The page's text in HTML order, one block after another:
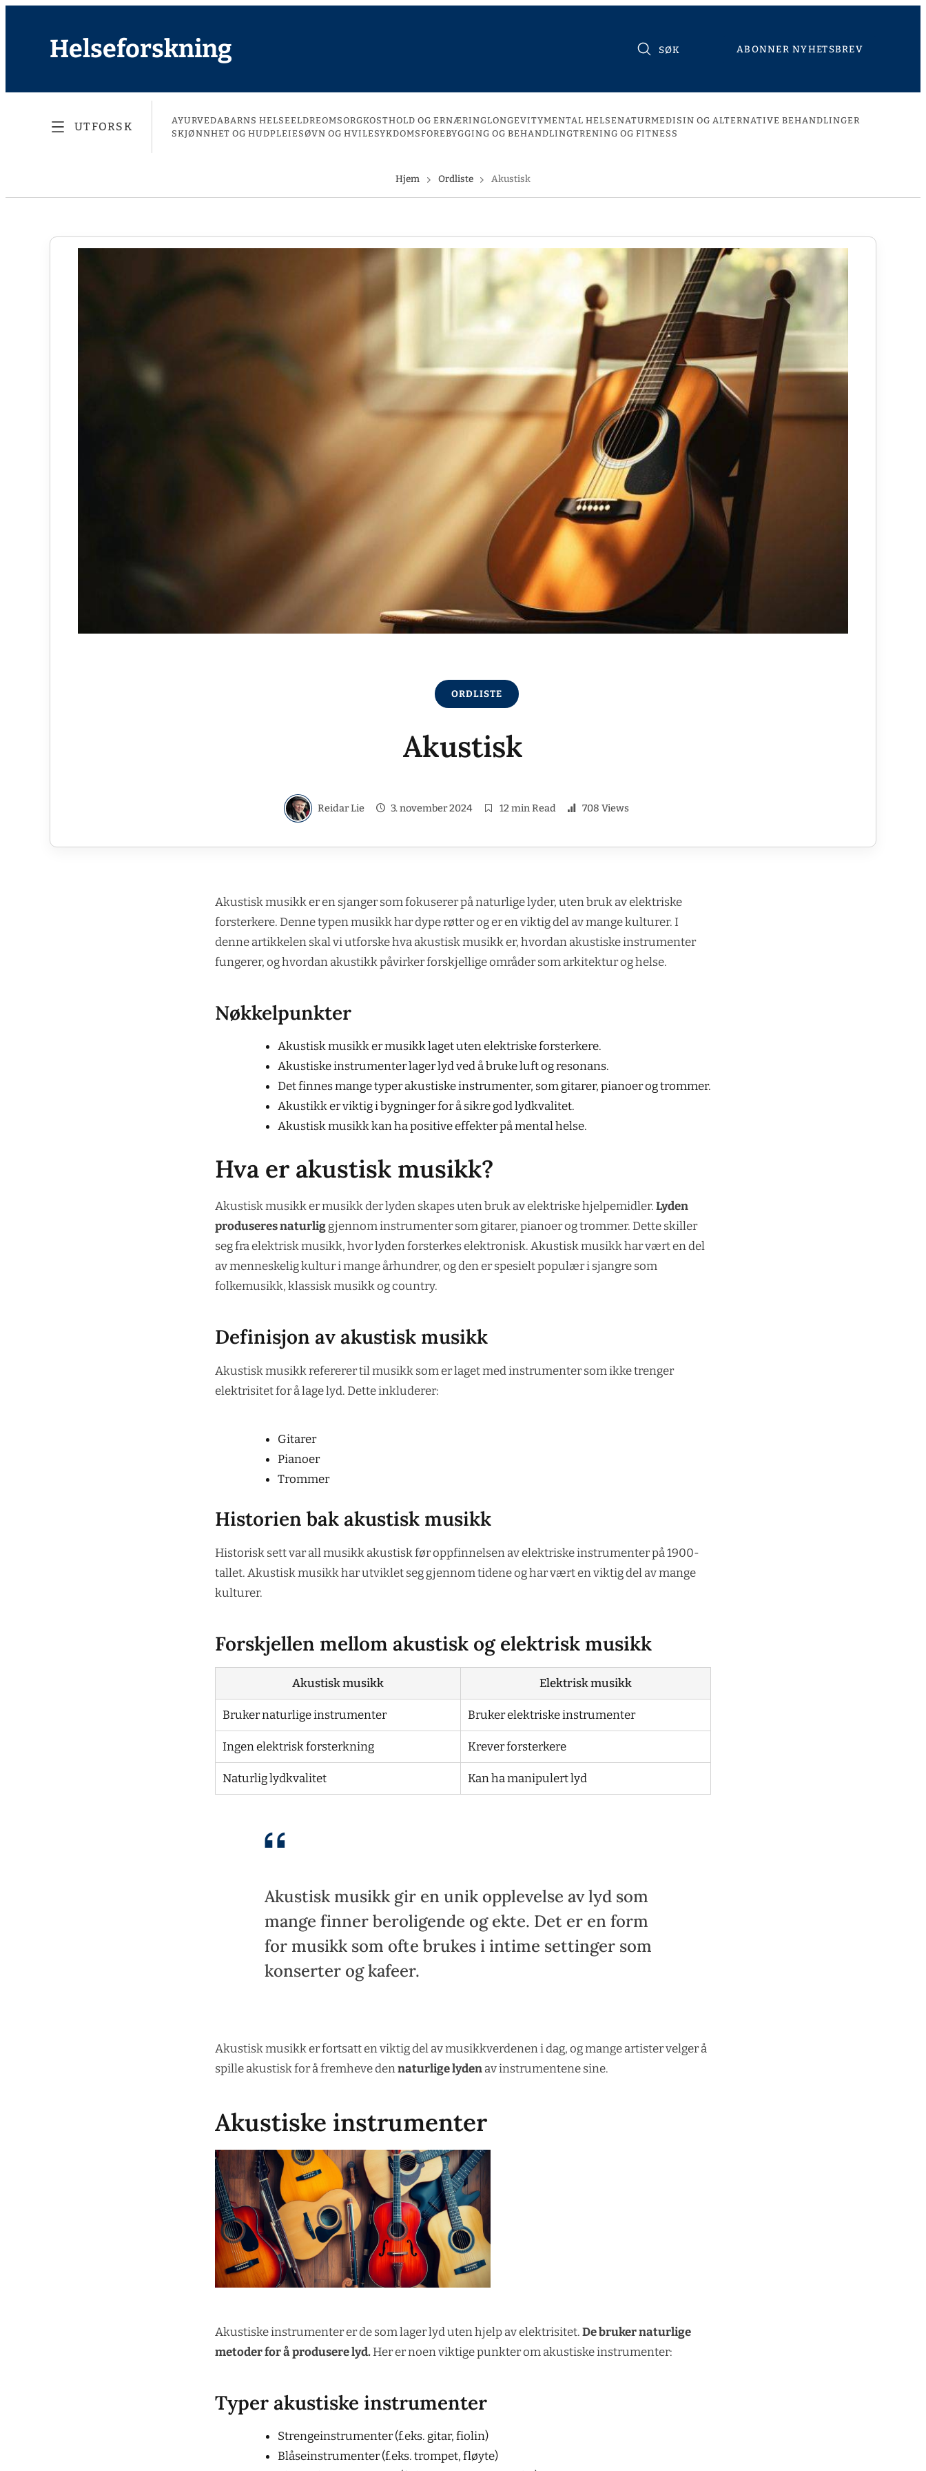
Helseforskning SØK ABONNER NYHETSBREV
UTFORSK AYURVEDABARNS HELSEELDREOMSORGKOSTHOLD OG ERNÆRINGLONGEVITYMENTAL HELSENATURMEDISIN OG ALTERNATIVE BEHANDLINGER
SKJØNNHET OG HUDPLEIE SØVN OG HVILE SYKDOMSFOREBYGGING OG BEHANDLINGTRENING OG FITNESS
Hjem Ordliste Akustisk
ORDLISTE
Akustisk
Reidar Lie 3. november 2024 12 min Read 708 Views
Akustisk musikk er en sjanger som fokuserer på naturlige lyder, uten bruk av elektriske
forsterkere. Denne typen musikk har dype røtter og er en viktig del av mange kulturer. I
denne artikkelen skal vi utforske hva akustisk musikk er, hvordan akustiske instrumenter
fungerer, og hvordan akustikk påvirker forskjellige områder som arkitektur og helse.
Nøkkelpunkter
Akustisk musikk er musikk laget uten elektriske forsterkere.
Akustiske instrumenter lager lyd ved å bruke luft og resonans.
Det finnes mange typer akustiske instrumenter, som gitarer, pianoer og trommer.
Akustikk er viktig i bygninger for å sikre god lydkvalitet.
Akustisk musikk kan ha positive effekter på mental helse.
Hva er akustisk musikk?
Akustisk musikk er musikk der lyden skapes uten bruk av elektriske hjelpemidler. Lyden
produseres naturlig gjennom instrumenter som gitarer, pianoer og trommer. Dette skiller
seg fra elektrisk musikk, hvor lyden forsterkes elektronisk. Akustisk musikk har vært en del
av menneskelig kultur i mange århundrer, og den er spesielt populær i sjangre som
folkemusikk, klassisk musikk og country.
Definisjon av akustisk musikk
Akustisk musikk refererer til musikk som er laget med instrumenter som ikke trenger
elektrisitet for å lage lyd. Dette inkluderer:
Gitarer
Pianoer
Trommer
Historien bak akustisk musikk
Historisk sett var all musikk akustisk før oppfinnelsen av elektriske instrumenter på 1900-
tallet. Akustisk musikk har utviklet seg gjennom tidene og har vært en viktig del av mange
kulturer.
Forskjellen mellom akustisk og elektrisk musikk
Akustisk musikk Elektrisk musikk
Bruker naturlige instrumenter Bruker elektriske instrumenter
Ingen elektrisk forsterkning Krever forsterkere
Naturlig lydkvalitet Kan ha manipulert lyd
Akustisk musikk gir en unik opplevelse av lyd som
mange finner beroligende og ekte. Det er en form
for musikk som ofte brukes i intime settinger som
konserter og kafeer.
Akustisk musikk er fortsatt en viktig del av musikkverdenen i dag, og mange artister velger å
spille akustisk for å fremheve dennaturlige lyden av instrumentene sine.
Akustiske instrumenter
Akustiske instrumenter er de som lager lyd uten hjelp av elektrisitet. De bruker naturlige
metoder for å produsere lyd.Her er noen viktige punkter om akustiske instrumenter:
Typer akustiske instrumenter
Strengeinstrumenter (f.eks. gitar, fiolin)
Blåseinstrumenter (f.eks. trompet, fløyte)